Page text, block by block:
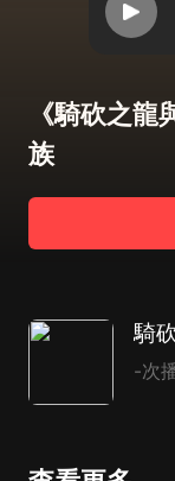
《騎砍之
族
-次